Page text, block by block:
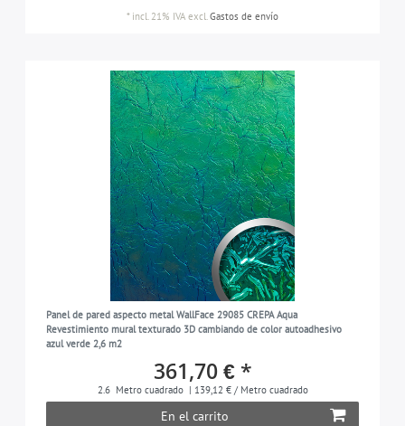
* incl. 21% IVA excl.Gastos de envío
Panel de pared aspecto metal WallFace 29085 CREPA Aqua
Revestimiento mural texturado 3D cambiando de color autoadhesivo
azul verde 2,6 m2
361,70 € *
2.6 Metro cuadrado | 139,12 € / Metro cuadrado
En el carrito